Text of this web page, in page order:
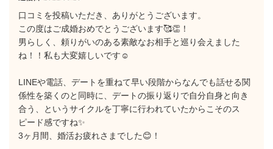
口コミを投稿いただき、ありがとうございます。
この度はご成婚おめでとうございます🥰👏！
男らしく、頼りがいのある素敵なお相手と巡り会えました
ね！！私も大変嬉しいです☺️
LINEや電話、デートを重ねて早い段階からなんでも話せる関
係性を築くのと同時に、デートの振り返りで自分自身と向き
合う、というサイクルを丁寧に行われていたからこそのス
ピード感ですね✨
3ヶ月間、婚活お疲れさまでした😊！